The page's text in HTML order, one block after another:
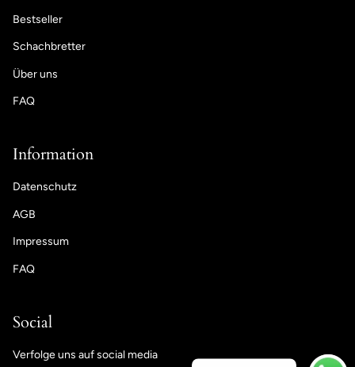
Bestseller
Schachbretter
Über uns
FAQ
Information
Datenschutz
AGB
Impressum
FAQ
Social
Verfolge uns auf social media